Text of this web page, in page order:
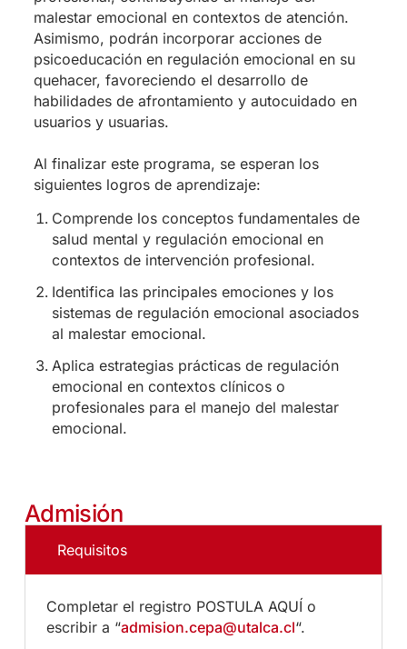
malestar emocional en contextos de atención.
Asimismo, podrán incorporar acciones de
psicoeducación en regulación emocional en su
quehacer, favoreciendo el desarrollo de
habilidades de afrontamiento y autocuidado en
usuarios y usuarias.
Al finalizar este programa, se esperan los
siguientes logros de aprendizaje:
Comprende los conceptos fundamentales de
salud mental y regulación emocional en
contextos de intervención profesional.
Identifica las principales emociones y los
sistemas de regulación emocional asociados
al malestar emocional.
Aplica estrategias prácticas de regulación
emocional en contextos clínicos o
profesionales para el manejo del malestar
emocional.
Admisión
Requisitos
Completar el registro POSTULA AQUÍ o
escribir a “admision.cepa@utalca.cl“.